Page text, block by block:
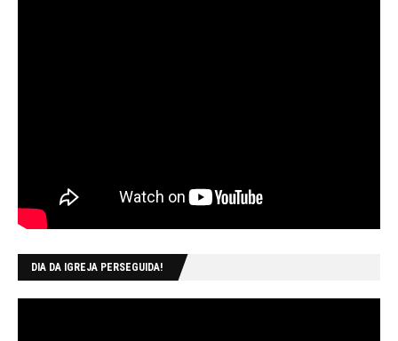
DIA DA IGREJA PERSEGUIDA!